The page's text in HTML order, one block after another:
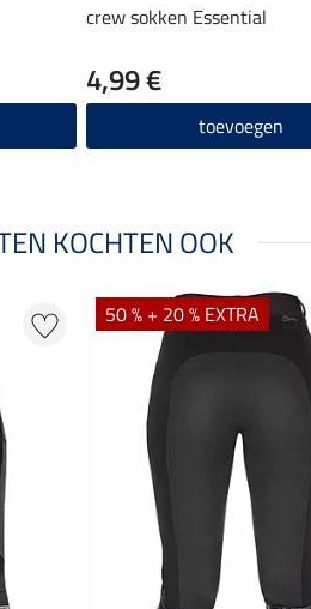
crew sokken Essential
4,99 €
toevoegen
KOCHTEN OOK
50 % + 20 % EXTRA